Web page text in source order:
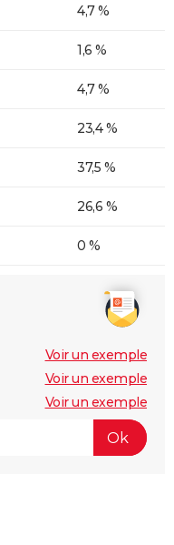
4,7 %
1,6 %
4,7 %
23,4 %
37,5 %
26,6 %
0 %
Voir un exemple
Voir un exemple
Voir un exemple